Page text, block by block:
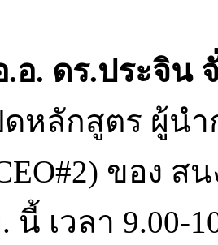
ดร.ประจิน จั่
ดหลักสูตร ผู้น
ของ ส
นี้ เวลา 9.00-